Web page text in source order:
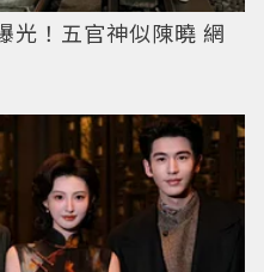
光！五官神似陳曉 網